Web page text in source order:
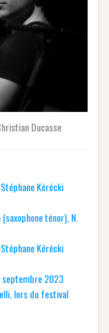
Ducasse
Kérécki
ténor), N.
Kérécki
septembre 2023
lors du festival